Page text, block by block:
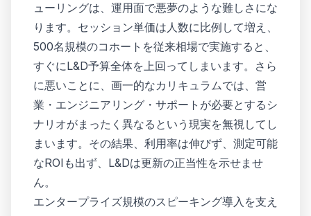
ューリングは、運用面で悪夢のような難しさにな
ります。セッション単価は人数に比例して増え、
500名規模のコホートを従来相場で実施すると、
すぐにL&D予算全体を上回ってしまいます。さら
に悪いことに、画一的なカリキュラムでは、営
業・エンジニアリング・サポートが必要とするシ
ナリオがまったく異なるという現実を無視してし
まいます。その結果、利用率は伸びず、測定可能
なROIも出ず、L&Dは更新の正当性を示せませ
ん。
エンタープライズ規模のスピーキング導入を支え